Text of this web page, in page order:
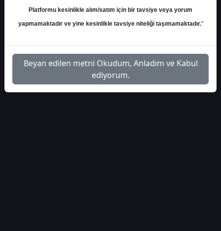
Platformu kesinlikle alım/satım için bir tavsiye veya yorum
yapmamaktadır ve yine kesinlikle tavsiye niteliği taşımamaktadır."
Beyan edilen metni Okudum, Anladım ve Kabul
ediyorum.